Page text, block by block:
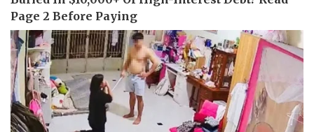
Vụ án
Tin nóng
Tư vấn luật
Phân tích